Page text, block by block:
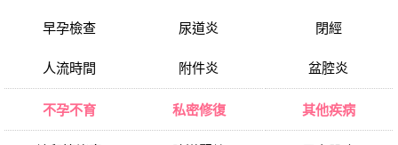
早孕檢查
人流時間
尿道炎
附件炎
閉經
盆腔炎
不孕不育 私密修復 其他疾病